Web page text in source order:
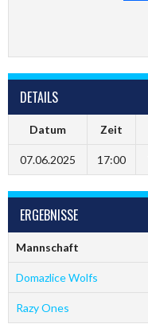
DETAILS
Datum Zeit
07.06.2025 17:00
ERGEBNISSE
Mannschaft
Domazlice Wolfs
Razy Ones